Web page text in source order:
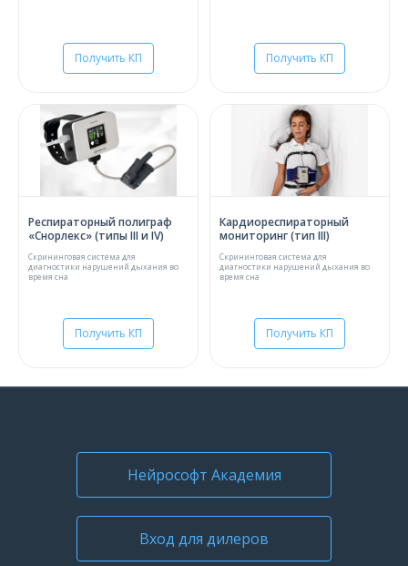
Получить КП Получить КП
Респираторный полиграф
«Снорлекс» (типы III и IV)
Скрининговая система для
диагностики нарушений дыхания во
время сна
Получить КП
Кардиореспираторный
мониторинг (тип III)
Скрининговая система для
диагностики нарушений дыхания во
время сна
Получить КП
Нейрософт Академия
Вход для дилеров